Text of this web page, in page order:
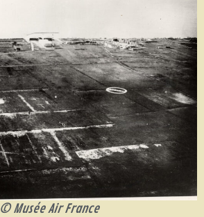
© Musée Air France